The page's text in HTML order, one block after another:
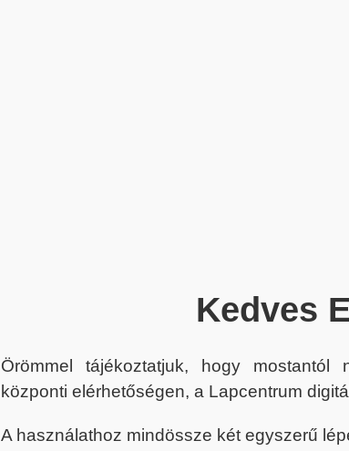
Kedves
Örömmel tájékoztatjuk, hogy mostantól
központi elérhetőségen, a Lapcentrum
A használathoz mindössze két egyszerű